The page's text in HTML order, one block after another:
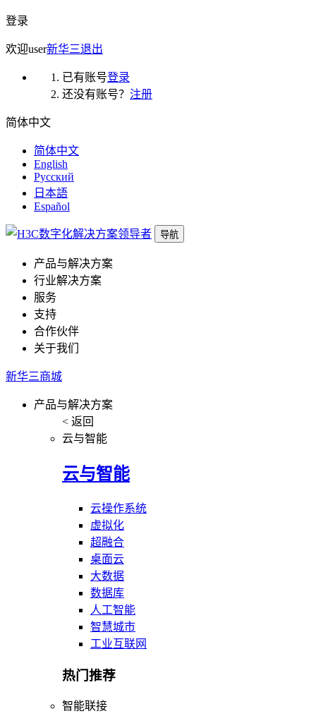
登录
欢迎user新华三退出
已有账号登录
还没有账号？ 注册
简体中文
简体中文
English
Русский
日本語
Español
导航
产品与解决方案
行业解决方案
服务
支持
合作伙伴
关于我们
新华三商城
产品与解决方案
< 返回
云与智能
云与智能
云操作系统
虚拟化
超融合
桌面云
大数据
数据库
人工智能
智慧城市
工业互联网
热门推荐
智能联接